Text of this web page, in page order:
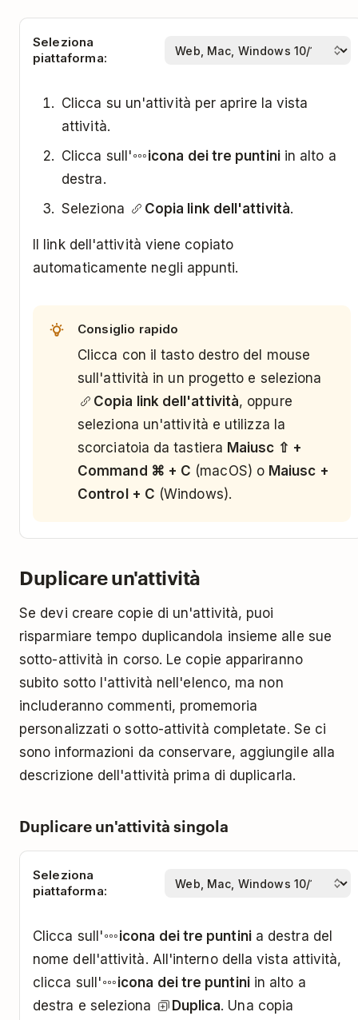
Seleziona
piattaforma:
Clicca su un'attività per aprire la vista
attività.
Clicca sull'
icona dei tre puntiniin alto a
destra.
Seleziona
Copia link dell'attività.
Il link dell'attività viene copiato
automaticamente negli appunti.
Consiglio rapido
Clicca con il tasto destro del mouse
sull'attività in un progetto e seleziona
Copia link dell'attività, oppure
seleziona un'attività e utilizza la
scorciatoia da tastiera Maiusc ⇧ +
Command ⌘ + C (macOS) o Maiusc +
Control + C (Windows).
Duplicare un'attività
Se devi creare copie di un'attività, puoi
risparmiare tempo duplicandola insieme alle sue
sotto-attività in corso. Le copie appariranno
subito sotto l'attività nell'elenco, ma non
includeranno commenti, promemoria
personalizzati o sotto-attività completate. Se ci
sono informazioni da conservare, aggiungile alla
descrizione dell'attività prima di duplicarla.
Duplicare un'attività singola
Seleziona
piattaforma:
Clicca sull' icona dei tre puntinia destra del
nome dell'attività. All'interno della vista attività,
clicca sull'
icona dei tre puntiniin alto a
destra e seleziona
Duplica. Una copia